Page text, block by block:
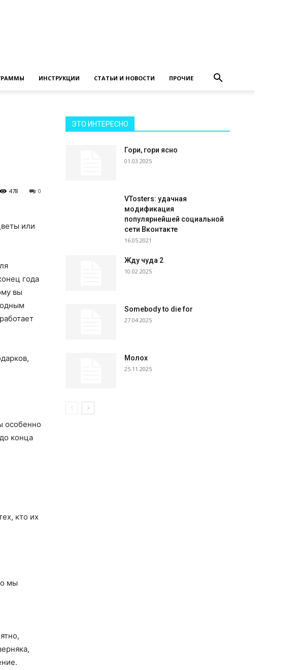
ИНСТРУКЦИИ СТАТЬИ И НОВОСТИ ПРОЧИЕ
0
478
или
года
вы
особенно
конца
кто их
мы
ЭТО ИНТЕРЕСНО
Гори, гори ясно
01.03.2025
VTosters: удачная
модификация
популярнейшей социальной
сети Вконтакте
16.05.2021
Жду чуда 2
10.02.2025
Somebody to die for
27.04.2025
Молох
25.11.2025